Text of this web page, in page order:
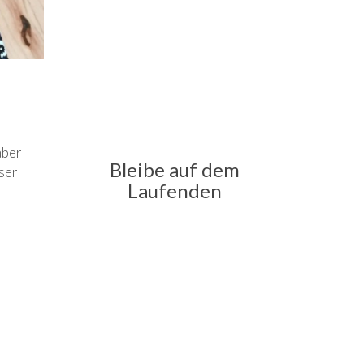
Bleibe auf dem
Laufenden